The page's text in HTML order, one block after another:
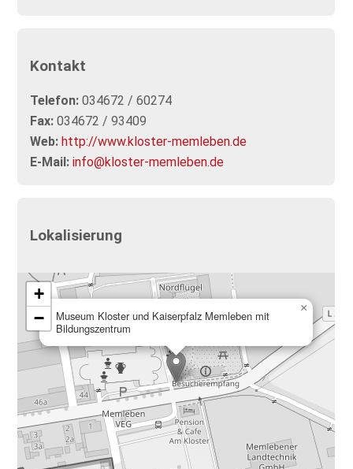
Kontakt
Telefon: 034672 / 60274
Fax: 034672 / 93409
Web: http://www.kloster-memleben.de
E-Mail: info@kloster-memleben.de
Lokalisierung
Museum Kloster und Kaiserpfalz Memleben mit
Bildungszentrum
×
+
−